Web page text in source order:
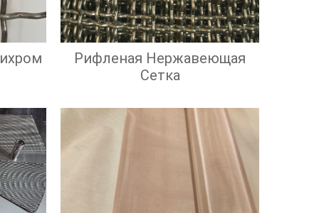
Рифленая Нержавеющая
Сетка